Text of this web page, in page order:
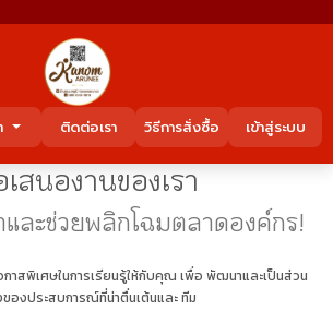
ติดต่อเรา วิธีการสั่งซื้อ เข้าสู่ระบบ
เสนองานของเรา
และช่วยพลิกโฉมตลาดองค์กร!
กาสพิเศษในการเรียนรู้ให้กับคุณ เพื่อ พัฒนาและเป็นส่วน
องประสบการณ์ที่น่าตื่นเต้นและ ทีม